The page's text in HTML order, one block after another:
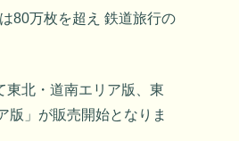
80万枚を超え 鉄道旅行の
東北・道南エリア版、東
版」が販売開始となりま